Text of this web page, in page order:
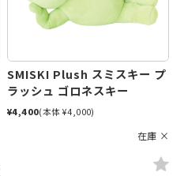
SMISKI Plush スミスキー プ
ラッシュ ゴロネスキー
¥4,400(本体 ¥4,000)
在庫 ×